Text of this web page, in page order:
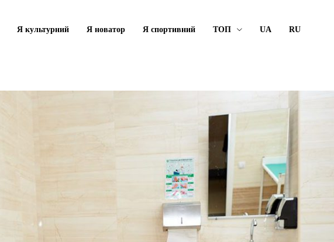
Я культурний Я новатор Я спортивний ТОП UA RU